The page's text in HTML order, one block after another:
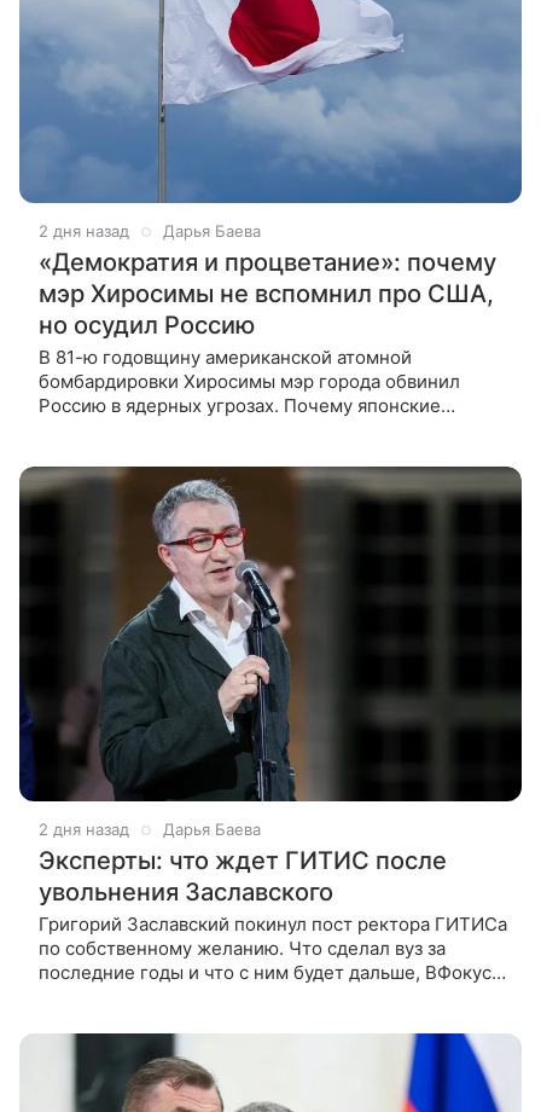
2 дня назад Дарья Баева
«Демократия и процветание»: почему
мэр Хиросимы не вспомнил про США,
но осудил Россию
В 81-ю годовщину американской атомной
бомбардировки Хиросимы мэр города обвинил
Россию в ядерных угрозах. Почему японские
2 дня назад Дарья Баева
Эксперты: что ждет ГИТИС после
увольнения Заславского
Григорий Заславский покинул пост ректора ГИТИСа
по собственному желанию. Что сделал вуз за
последние годы и что с ним будет дальше, ВФокусе